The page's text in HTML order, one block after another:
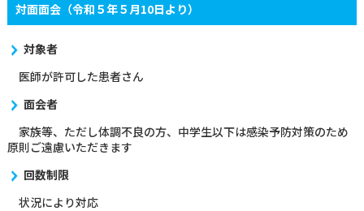
病院概要
看護部
対面面会（令和５年５月10日より）
対象者
医師が許可した患者さん
面会者
家族等、ただし体調不良の方、中学生以下は感染予防対策のため
原則ご遠慮いただきます
回数制限
状況により対応